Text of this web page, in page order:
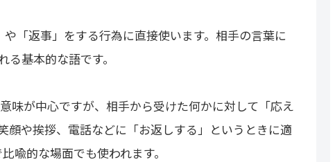
「返事」をする行為に直接使います。相手の言葉に
基本的な語です。
味が中心ですが、相手から受けた何かに対して「応え
顔や挨拶、電話などに「お返しする」というときに適
喩的な場面でも使われます。